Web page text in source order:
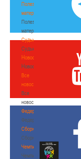
Полезные
материалы
Полезные
материалы
Судьи
Судьи
Новости
Новости
Все
новости
Все
новости
Федерация
Федерация
Сборные
Сборные
Чемпионат
Чемпионат